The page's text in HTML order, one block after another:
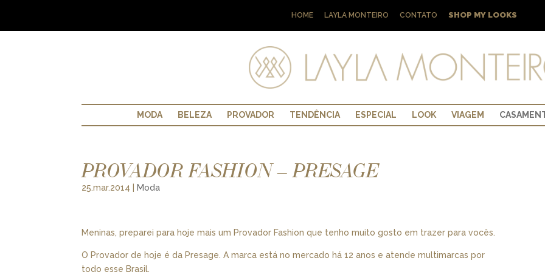
HOME LAYLA MONTEIRO CONTATO SHOP MY LOOKS
MODA BELEZA PROVADOR TENDÊNCIA ESPECIAL LOOK VIAGEM
PROVADOR FASHION – PRESAGE
25.mar.2014 Moda
Meninas, preparei para hoje mais um Provador Fashion que tenho muito gosto em trazer para vocês.
O Provador de hoje é da Presage. A marca está no mercado há 12 anos e atende multimarcas por
todo esse Brasil.